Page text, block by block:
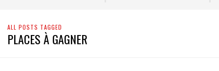
ALL POSTS TAGGED
PLACES À GAGNER